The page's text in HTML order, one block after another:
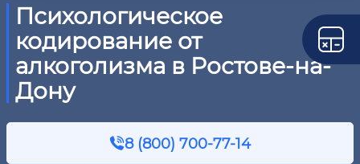
Психологическое
кодирование от
алкоголизма в Ростове-на-
Дону
8 (800) 700-77-14